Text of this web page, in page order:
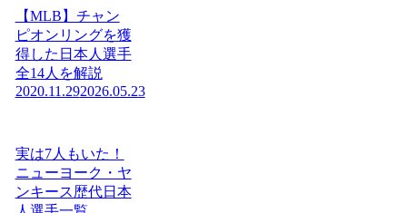
【MLB】チャン
ピオンリングを獲
得した日本人選手
全14人を解説
2020.11.292026.05.23
実は7人もいた！
ニューヨーク・ヤ
ンキース歴代日本